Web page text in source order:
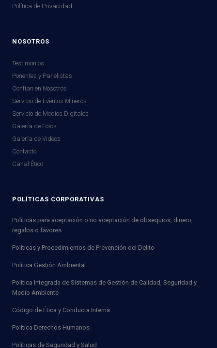
Política de Privacidad
NOSOTROS
Testimonios
Ponentes y Panelistas
Confían en Nosotros
Servicio de Eventos Mineros
Servicio de Medios Digitales
Galería de Fotos
Galería de Videos
Contacto
Canal Ético
POLÍTICAS CORPORATIVAS
Políticas para aceptación o no aceptación de obsequios, dinero,
regalos o favores
Políticas y Procedimientos de Prevención del Delito
Política Gestión Ambiental
Política Integrada de Sistemas de Gestión de Calidad, Seguridad y
Medio Ambiente
Código de Ética y Conducta Interna
Política Derechos Humanos
Políticas de Seguridad y Salud